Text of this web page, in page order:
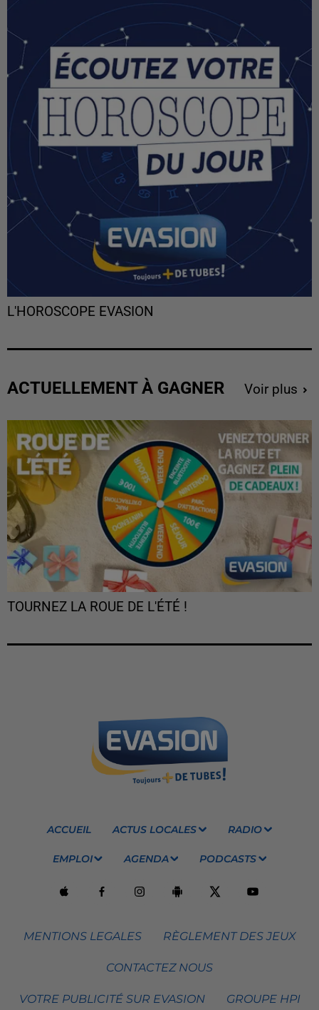
L'HOROSCOPE EVASION
ACTUELLEMENT À GAGNER Voir plus
TOURNEZ LA ROUE DE L'ÉTÉ !
ACCUEIL ACTUS LOCALES RADIO
EMPLOI AGENDA PODCASTS
MENTIONS LEGALES RÈGLEMENT DES JEUX
CONTACTEZ NOUS
VOTRE PUBLICITÉ SUR EVASION GROUPE HPI